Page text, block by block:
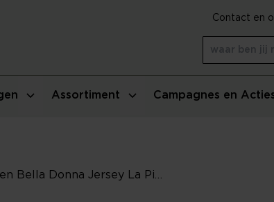
Assortiment Campagnes en
Contact en